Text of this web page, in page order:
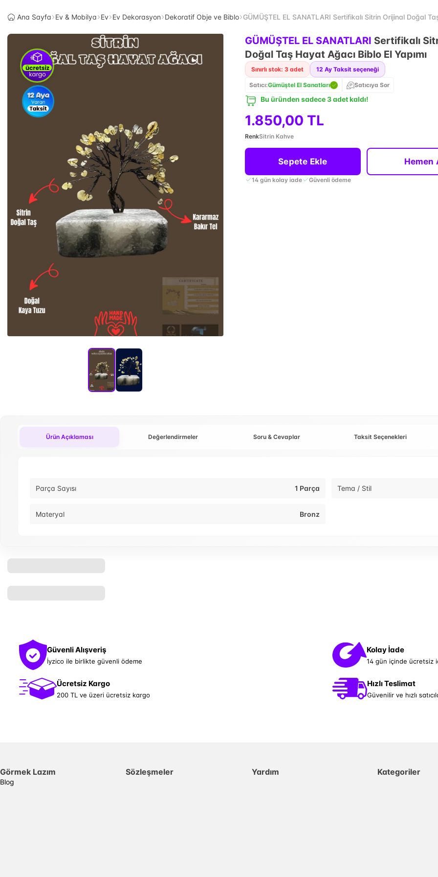
Ana Sayfa Ev & Mobilya Ev Ev Dekorasyon Dekoratif Obje ve Biblo GÜMÜŞTEL EL SANATLARI Sertifikalı Sitrin Orijinal Doğal
GÜMÜŞTEL EL SANATLARI Sertifikalı
Doğal Taş Hayat Ağacı Biblo El Yapımı
Sınırlı stok: 3 adet 12 Ay Taksit seçeneği
Satıcı:Gümüştel El Sanatları Satıcıya Sor
Bu üründen sadece 3 adet kaldı!
1.850,00 TL
RenkSitrin Kahve
Sepete Ekle Hemen
14 gün kolay iade Güvenli ödeme
Ürün Açıklaması Değerlendirmeler Soru & Cevaplar Taksit Seçenekleri
Parça Sayısı 1 Parça Tema / Stil
Materyal Bronz
Güvenli Alışveriş
İyzico ile birlikte güvenli ödeme
Kolay İade
14 gün içinde ücretsiz
Ücretsiz Kargo
200 TL ve üzeri ücretsiz kargo
Hızlı Teslimat
Güvenilir ve hızlı
Görmek Lazım
Blog
Sözleşmeler Yardım Kategoriler